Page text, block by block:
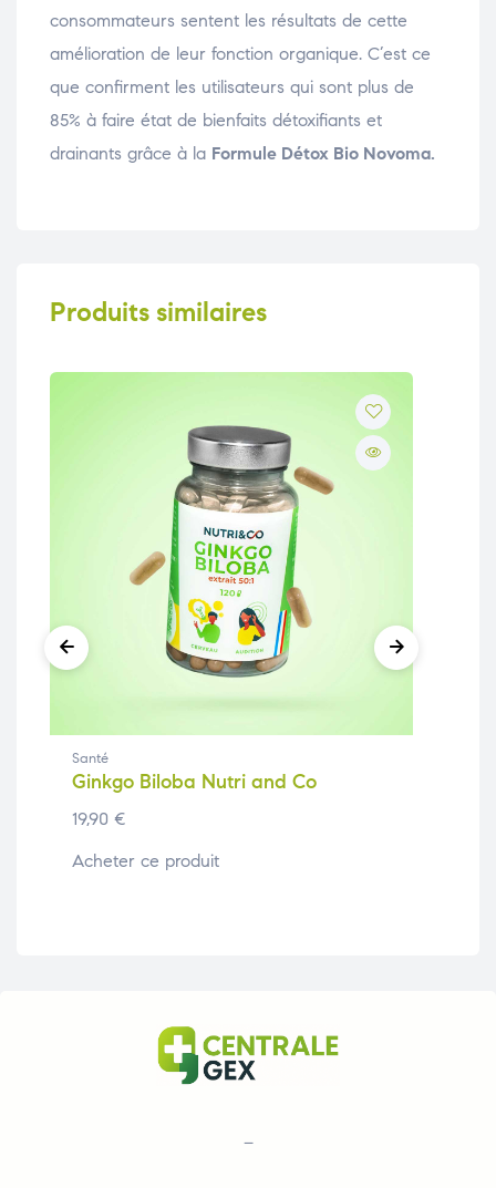
consommateurs sentent les résultats de cette
amélioration de leur fonction organique. C’est ce
que confirment les utilisateurs qui sont plus de
85% à faire état de bienfaits détoxifiants et
drainants grâce à la Formule Détox Bio Novoma.
Produits similaires
Santé
Ginkgo Biloba Nutri and Co
19,90 €
Acheter ce produit
–